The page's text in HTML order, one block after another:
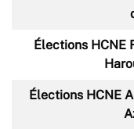
Élections HCNE
Élections HCNE